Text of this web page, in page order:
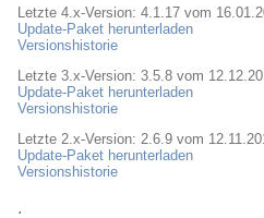
Letzte 4.x-Version: 4.1.17 vom
Update-Paket herunterladen
Versionshistorie
Letzte 3.x-Version: 3.5.8 vom
Update-Paket herunterladen
Versionshistorie
Letzte 2.x-Version: 2.6.9 vom
Update-Paket herunterladen
Versionshistorie
.